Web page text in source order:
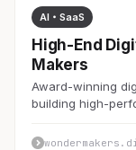
AI・SaaS
High-End
Makers
Award-winning
building high-